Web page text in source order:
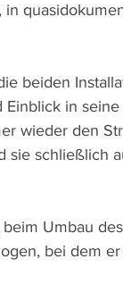
beiden
Einblick in seine
wieder den
sie schließlich
Umbau
bei dem